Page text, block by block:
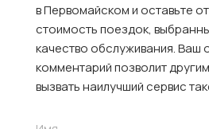
в Первомайском и оставьте
стоимость поездок,
качество обслуживания. Ваш
комментарий позволит
вызвать наилучший сервис